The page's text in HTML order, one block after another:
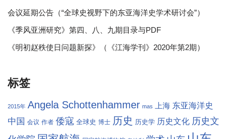
会议延期公告（“全球史视野下的东亚海洋史学术研讨会”）
《季风亚洲研究》第四、八、九期目录与PDF
《明初赵秩使日问题新探》（《江海学刊》2020年第2期）
标签
2015年 Angela Schottenhammer mas 上海 东亚海洋史
中国 会议 作者 倭寇 全球史 博士 历史 历史学 历史文化 历史文